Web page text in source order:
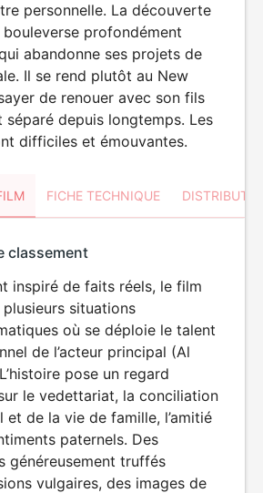
personnelle. La découverte
profondément
abandonne ses projets de
Il se rend plutôt au New
de renouer avec son fils
séparé depuis longtemps. Les
difficiles et émouvantes.
FICHE TECHNIQUE
classement
inspiré de faits réels, le film
situations
où se déploie le talent
de l’acteur principal (Al
pose un regard
le vedettariat, la conciliation
et de la vie de famille, l’amitié
paternels. Des
généreusement truffés
vulgaires, des images de